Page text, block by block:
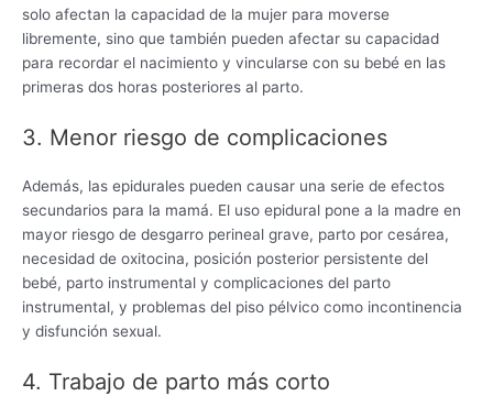
solo afectan la capacidad de la mujer para moverse
libremente, sino que también pueden afectar su capacidad
para recordar el nacimiento y vincularse con su bebé en las
primeras dos horas posteriores al parto.
3. Menor riesgo de complicaciones
Además, las epidurales pueden causar una serie de efectos
secundarios para la mamá. El uso epidural pone a la madre en
mayor riesgo de desgarro perineal grave, parto por cesárea,
necesidad de oxitocina, posición posterior persistente del
bebé, parto instrumental y complicaciones del parto
instrumental, y problemas del piso pélvico como incontinencia
y disfunción sexual.
4. Trabajo de parto más corto